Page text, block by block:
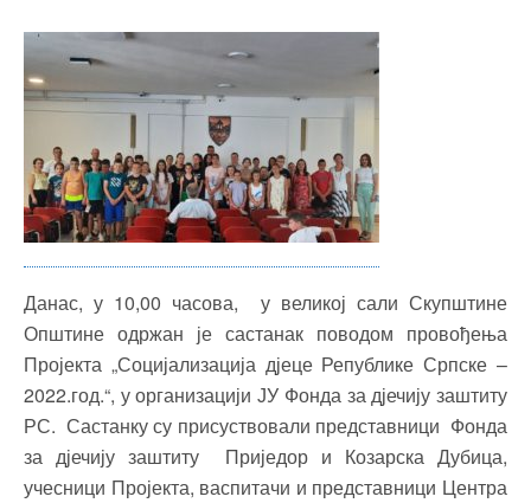
Данас, у 10,00 часова, у великој сали Скупштине
Општине одржан је састанак поводом провођења
Пројекта „Социјализација дјеце Републике Српске –
2022.год.“, у организацији ЈУ Фонда за дјечију заштиту
РС. Састанку су присуствовали представници Фонда
за дјечију заштиту Приједор и Козарска Дубица,
учесници Пројекта, васпитачи и представници Центра